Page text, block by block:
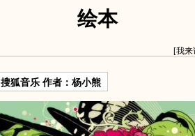
绘本
[我来
搜狐音乐作者：杨小熊